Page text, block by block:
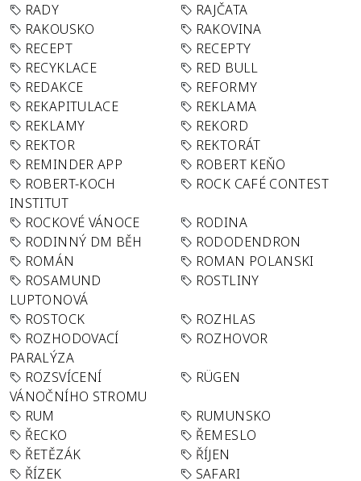
RADY
RAJČATA
RAKOUSKO
RAKOVINA
RECEPT
RECEPTY
RECYKLACE
RED BULL
REDAKCE
REFORMY
REKAPITULACE
REKLAMA
REKLAMY
REKORD
REKTOR
REKTORÁT
REMINDER APP
ROBERT KEŇO
ROBERT-KOCH
INSTITUT
ROCK CAFÉ CONTEST
ROCKOVÉ VÁNOCE
RODINA
RODINNÝ DM BĚH
RODODENDRON
ROMÁN
ROMAN POLANSKI
ROSAMUND
LUPTONOVÁ
ROSTLINY
ROSTOCK
ROZHLAS
ROZHODOVACÍ
PARALÝZA
ROZHOVOR
ROZSVÍCENÍ
VÁNOČNÍHO STROMU
RÜGEN
RUM
RUMUNSKO
ŘECKO
ŘEMESLO
ŘETĚZÁK
ŘÍJEN
ŘÍZEK
SAFARI